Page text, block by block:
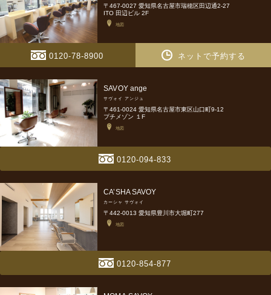
〒467-0027 愛知県名古屋市瑞穂区田辺通2-27
ITO 田辺ビル 2F
地図
0120-78-8900 ネットで予約する
SAVOY ange
サヴォイ アンジュ
〒461-0024 愛知県名古屋市東区山口町9-12
プチメゾン １F
地図
0120-094-833
CA’SHA SAVOY
カーシャ サヴォイ
〒442-0013 愛知県豊川市大堀町277
地図
0120-854-877